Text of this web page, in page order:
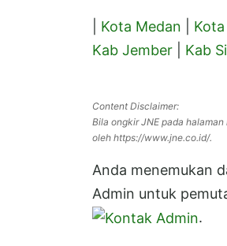
Kota Medan
Kab Jember
Kab
Content Disclaimer:
Bila ongkir JNE pada
oleh https://www.jne.co.id/.
Anda menemukan
Admin untuk
.